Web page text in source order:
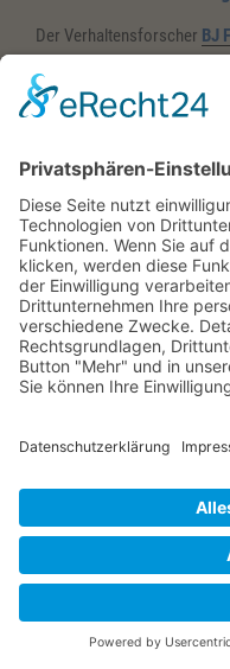
Der Verhaltensforscher BJ
der Mitbegründer von
niedrig anzusetzen.Richtig
erreichen.
Er selbst gestand sich beim
nureinen einzigen Zahnzu
war,flossteer meistens alle
setzte sich nicht unter
sehr kleines Ziel.
Genau darin liegt eine
Oftmals starten wir
erscheint uns der Weg zum
ab, sind frustriert –
noch frustrierter und haben
Wenn meine Teilnehmer